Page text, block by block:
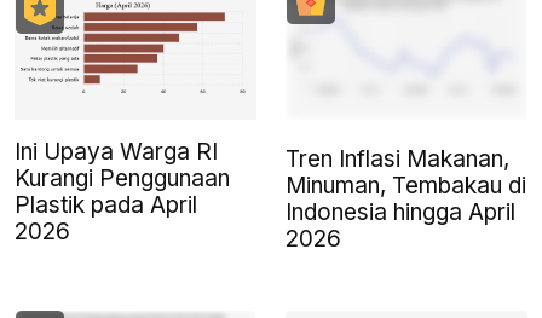
Ini Upaya Warga RI
Kurangi Penggunaan
Plastik pada April
2026
Tren Inflasi Makanan,
Minuman, Tembakau di
Indonesia hingga April
2026